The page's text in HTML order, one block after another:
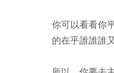
你可以看看你
的在乎誰誰誰